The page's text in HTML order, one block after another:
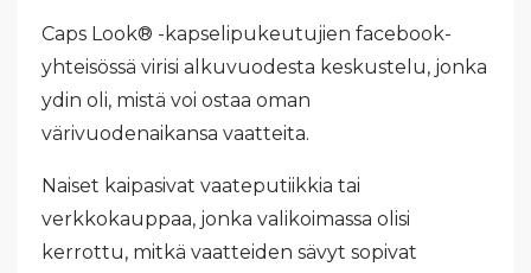
Caps Look® -kapselipukeutujien facebook-
yhteisössä virisi alkuvuodesta keskustelu, jonka
ydin oli, mistä voi ostaa oman
värivuodenaikansa vaatteita.
Naiset kaipasivat vaateputiikkia tai
verkkokauppaa, jonka valikoimassa olisi
kerrottu, mitkä vaatteiden sävyt sopivat